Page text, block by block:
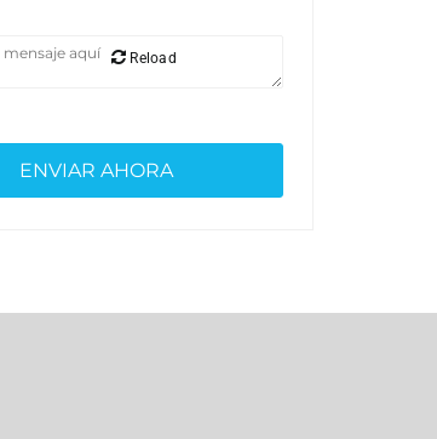
Reload